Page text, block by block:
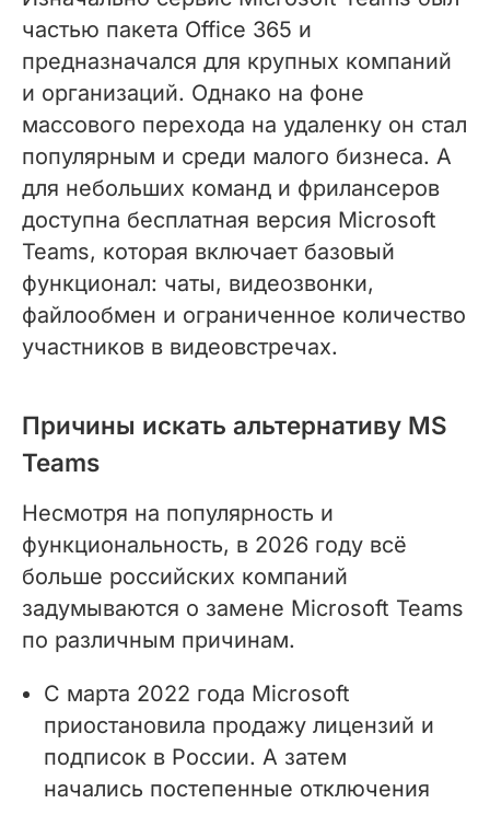
частью пакета Office 365 и
предназначался для крупных компаний
и организаций. Однако на фоне
массового перехода на удаленку он стал
популярным и среди малого бизнеса. А
для небольших команд и фрилансеров
доступна бесплатная версия Microsoft
Teams, которая включает базовый
функционал: чаты, видеозвонки,
файлообмен и ограниченное количество
участников в видеовстречах.
Причины искать альтернативу MS
Teams
Несмотря на популярность и
функциональность, в 2026 году всё
больше российских компаний
задумываются о замене Microsoft Teams
по различным причинам.
С марта 2022 года Microsoft
приостановила продажу лицензий и
подписок в России. А затем
начались постепенные отключения